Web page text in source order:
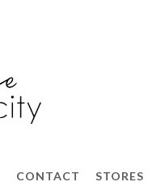
CONTACT STORES